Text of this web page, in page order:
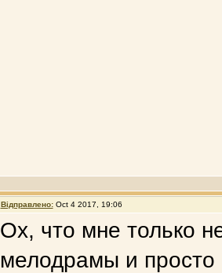
Відправлено: Oct 4 2017, 19:06
Ох, что мне только
мелодрамы и просто